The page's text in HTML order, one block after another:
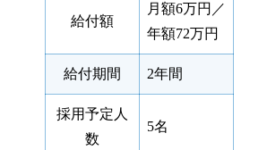
給付額
月額6万円／
年額72万円
給付期間 2年間
採用予定人
数
5名